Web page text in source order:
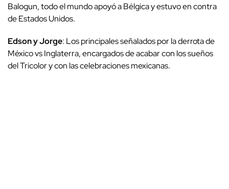
Balogun, todo el mundo apoyó a Bélgica y estuvo en contra
de Estados Unidos.
Edson y Jorge: Los principales señalados por la derrota de
México vs Inglaterra, encargados de acabar con los sueños
del Tricolor y con las celebraciones mexicanas.